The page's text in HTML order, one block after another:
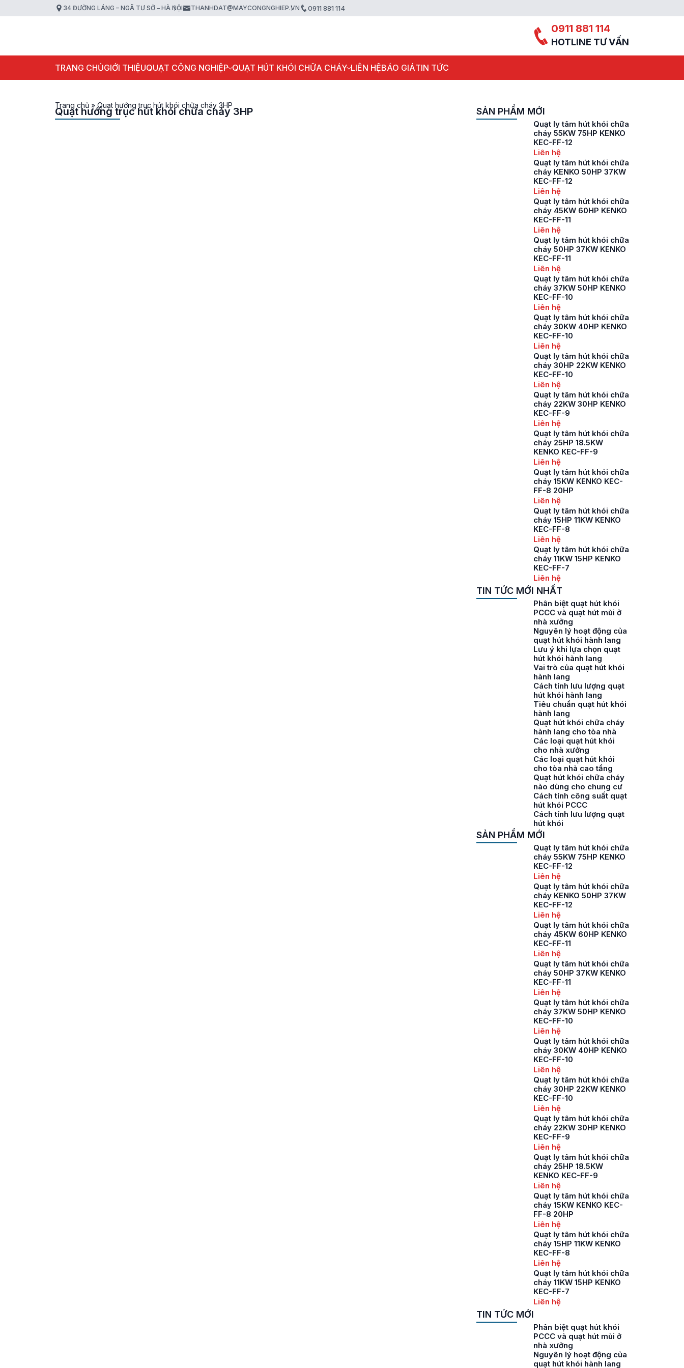
34 ĐƯỜNG LÁNG – NGÃ TƯ SỞ – HÀ NỘI THANHDAT@MAYCONGNGHIEP.VN 0911 881 114
0911 881 114
HOTLINE TƯ VẤN
TRANG CHỦGIỚI THIỆUQUẠT CÔNG NGHIỆP QUẠT HÚT KHÓI CHỮA CHÁY LIÊN HỆBÁO GIÁTIN TỨC
Trang chủ »Quạt hướng trục hút khói chữa cháy 3HP
Quạt hướng trục hút khói chữa cháy 3HP SẢN PHẨM MỚI
Quạt ly tâm hút khói chữa
cháy 55KW 75HP KENKO
KEC-FF-12
Liên hệ
Quạt ly tâm hút khói chữa
cháy KENKO 50HP 37KW
KEC-FF-12
Liên hệ
Quạt ly tâm hút khói chữa
cháy 45KW 60HP KENKO
KEC-FF-11
Liên hệ
Quạt ly tâm hút khói chữa
cháy 50HP 37KW KENKO
KEC-FF-11
Liên hệ
Quạt ly tâm hút khói chữa
cháy 37KW 50HP KENKO
KEC-FF-10
Liên hệ
Quạt ly tâm hút khói chữa
cháy 30KW 40HP KENKO
KEC-FF-10
Liên hệ
Quạt ly tâm hút khói chữa
cháy 30HP 22KW KENKO
KEC-FF-10
Liên hệ
Quạt ly tâm hút khói chữa
cháy 22KW 30HP KENKO
KEC-FF-9
Liên hệ
Quạt ly tâm hút khói chữa
cháy 25HP 18.5KW
KENKO KEC-FF-9
Liên hệ
Quạt ly tâm hút khói chữa
cháy 15KW KENKO KEC-
FF-8 20HP
Liên hệ
Quạt ly tâm hút khói chữa
cháy 15HP 11KW KENKO
KEC-FF-8
Liên hệ
Quạt ly tâm hút khói chữa
cháy 11KW 15HP KENKO
KEC-FF-7
Liên hệ
TIN TỨC MỚI NHẤT
Phân biệt quạt hút khói
PCCC và quạt hút mùi ở
nhà xưởng
Nguyên lý hoạt động của
quạt hút khói hành lang
Lưu ý khi lựa chọn quạt
hút khói hành lang
Vai trò của quạt hút khói
hành lang
Cách tính lưu lượng quạt
hút khói hành lang
Tiêu chuẩn quạt hút khói
hành lang
Quạt hút khói chữa cháy
hành lang cho tòa nhà
Các loại quạt hút khói
cho nhà xưởng
Các loại quạt hút khói
cho tòa nhà cao tầng
Quạt hút khói chữa cháy
nào dùng cho chung cư
Cách tính công suất quạt
hút khói PCCC
Cách tính lưu lượng quạt
hút khói
SẢN PHẨM MỚI
Quạt ly tâm hút khói chữa
cháy 55KW 75HP KENKO
KEC-FF-12
Liên hệ
Quạt ly tâm hút khói chữa
cháy KENKO 50HP 37KW
KEC-FF-12
Liên hệ
Quạt ly tâm hút khói chữa
cháy 45KW 60HP KENKO
KEC-FF-11
Liên hệ
Quạt ly tâm hút khói chữa
cháy 50HP 37KW KENKO
KEC-FF-11
Liên hệ
Quạt ly tâm hút khói chữa
cháy 37KW 50HP KENKO
KEC-FF-10
Liên hệ
Quạt ly tâm hút khói chữa
cháy 30KW 40HP KENKO
KEC-FF-10
Liên hệ
Quạt ly tâm hút khói chữa
cháy 30HP 22KW KENKO
KEC-FF-10
Liên hệ
Quạt ly tâm hút khói chữa
cháy 22KW 30HP KENKO
KEC-FF-9
Liên hệ
Quạt ly tâm hút khói chữa
cháy 25HP 18.5KW
KENKO KEC-FF-9
Liên hệ
Quạt ly tâm hút khói chữa
cháy 15KW KENKO KEC-
FF-8 20HP
Liên hệ
Quạt ly tâm hút khói chữa
cháy 15HP 11KW KENKO
KEC-FF-8
Liên hệ
Quạt ly tâm hút khói chữa
cháy 11KW 15HP KENKO
KEC-FF-7
Liên hệ
TIN TỨC MỚI
Phân biệt quạt hút khói
PCCC và quạt hút mùi ở
nhà xưởng
Nguyên lý hoạt động của
quạt hút khói hành lang